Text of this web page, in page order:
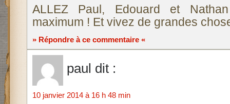
ALLEZ Paul, Edouard et
maximum ! Et vivez de grandes
» Répondre à ce commentaire «
paul dit :
10 janvier 2014 à 16 h 48 min